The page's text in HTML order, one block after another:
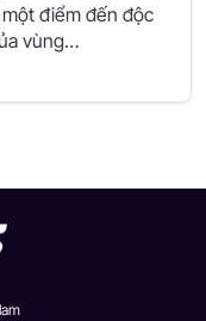
điểm đến độc
vùng…